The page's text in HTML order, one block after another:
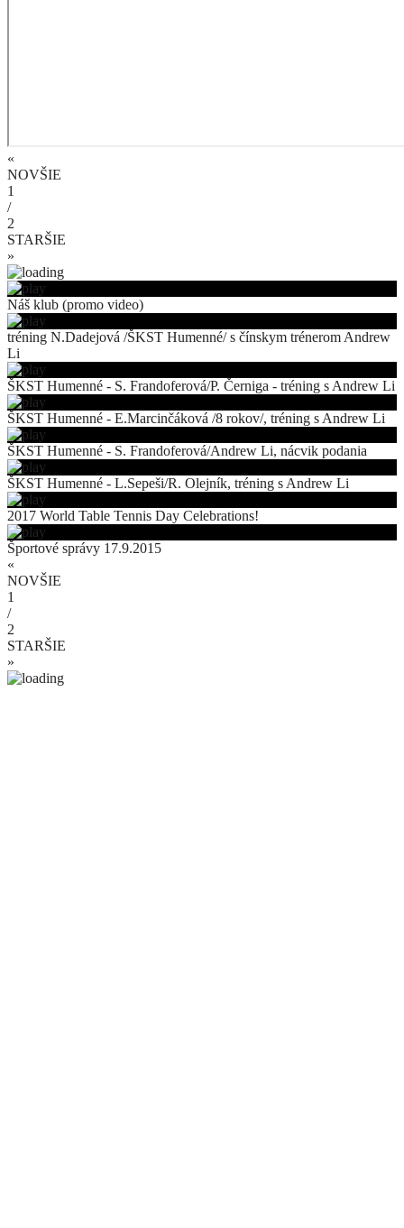
«
NOVŠIE
1
/
2
STARŠIE
»
Náš klub (promo video)
tréning N.Dadejová /ŠKST Humenné/ s čínskym trénerom Andrew
Li
ŠKST Humenné - S. Frandoferová/P. Černiga - tréning s Andrew Li
ŠKST Humenné - E.Marcinčáková /8 rokov/, tréning s Andrew Li
ŠKST Humenné - S. Frandoferová/Andrew Li, nácvik podania
ŠKST Humenné - L.Sepeši/R. Olejník, tréning s Andrew Li
2017 World Table Tennis Day Celebrations!
Športové správy 17.9.2015
«
NOVŠIE
1
/
2
STARŠIE
»